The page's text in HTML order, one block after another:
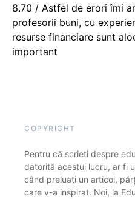
8.70 / Astfel de erori îmi
profesorii buni, cu
resurse financiare sunt
important
COPYRIGHT
Pentru că scrieți despre
datorită acestui lucru, ar fi
când preluați un articol,
care v-a inspirat. Noi, la